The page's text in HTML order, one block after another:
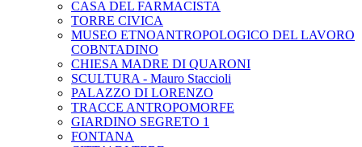
CASA DEL FARMACISTA
TORRE CIVICA
MUSEO ETNOANTROPOLOGICO DEL LAVORO
COBNTADINO
CHIESA MADRE DI QUARONI
SCULTURA - Mauro Staccioli
PALAZZO DI LORENZO
TRACCE ANTROPOMORFE
GIARDINO SEGRETO 1
FONTANA